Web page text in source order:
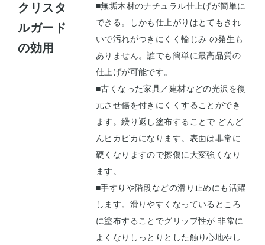
クリスタ
ルガード
の効用
■無垢木材のナチュラル仕上げが簡単に
できる。しかも仕上がりはとてもきれ
いで汚れがつきにくく輪じみ の発生も
ありません。誰でも簡単に最高品質の
仕上げが可能です。
■古くなった家具／建材などの光沢を復
元させ傷を付きにくくすることができ
ます。繰り返し塗布することで どんど
んピカピカになります。表面は非常に
硬くなりますので擦傷に大変強くなり
ます。
■手すりや階段などの滑り止めにも活躍
します。滑りやすくなっているところ
に塗布することでグリップ性が 非常に
よくなりしっとりとした触り心地やし